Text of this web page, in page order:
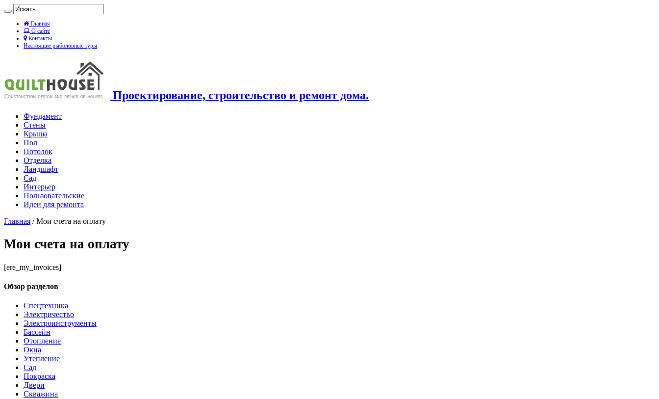
Главная
О сайте
Контакты
Настоящие рыболовные туры
Проектирование, строительство и ремонт дома.
Фундамент
Стены
Крыша
Пол
Потолок
Отделка
Ландшафт
Сад
Интерьер
Пользовательские
Идеи для ремонта
Главная / Мои счета на оплату
Мои счета на оплату
[ere_my_invoices]
Обзор разделов
Спецтехника
Электричество
Электроинструменты
Бассейн
Отопление
Окна
Утепление
Сад
Покраска
Двери
Скважина